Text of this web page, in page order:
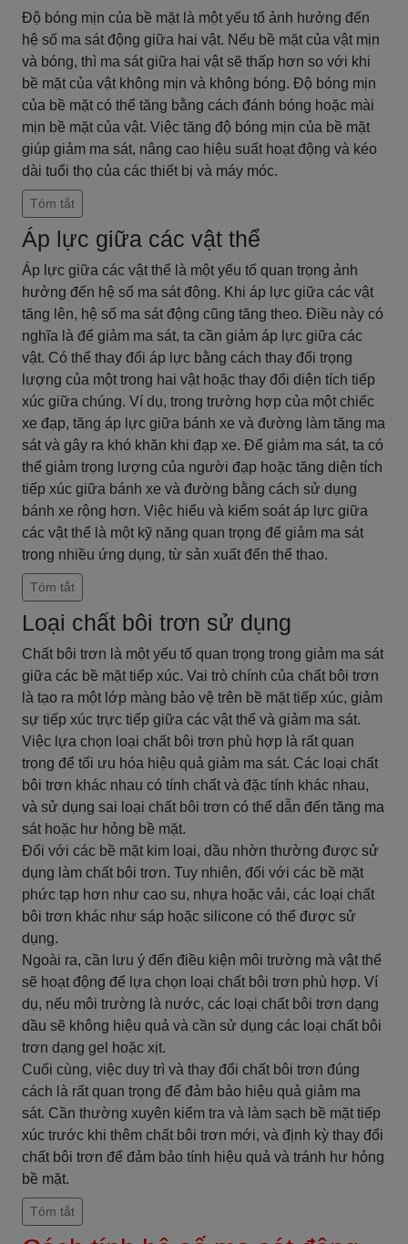
Độ bóng mịn của bề mặt là một yếu tố ảnh hưởng đến
hệ số ma sát động giữa hai vật. Nếu bề mặt của vật mịn
và bóng, thì ma sát giữa hai vật sẽ thấp hơn so với khi
bề mặt của vật không mịn và không bóng. Độ bóng mịn
của bề mặt có thể tăng bằng cách đánh bóng hoặc mài
mịn bề mặt của vật. Việc tăng độ bóng mịn của bề mặt
giúp giảm ma sát, nâng cao hiệu suất hoạt động và kéo
dài tuổi thọ của các thiết bị và máy móc.
Tóm tắt
Áp lực giữa các vật thể
Áp lực giữa các vật thể là một yếu tố quan trọng ảnh
hưởng đến hệ số ma sát động. Khi áp lực giữa các vật
tăng lên, hệ số ma sát động cũng tăng theo. Điều này có
nghĩa là để giảm ma sát, ta cần giảm áp lực giữa các
vật. Có thể thay đổi áp lực bằng cách thay đổi trọng
lượng của một trong hai vật hoặc thay đổi diện tích tiếp
xúc giữa chúng. Ví dụ, trong trường hợp của một chiếc
xe đạp, tăng áp lực giữa bánh xe và đường làm tăng ma
sát và gây ra khó khăn khi đạp xe. Để giảm ma sát, ta có
thể giảm trọng lượng của người đạp hoặc tăng diện tích
tiếp xúc giữa bánh xe và đường bằng cách sử dụng
bánh xe rộng hơn. Việc hiểu và kiểm soát áp lực giữa
các vật thể là một kỹ năng quan trọng để giảm ma sát
trong nhiều ứng dụng, từ sản xuất đến thể thao.
Tóm tắt
Loại chất bôi trơn sử dụng
Chất bôi trơn là một yếu tố quan trọng trong giảm ma sát
giữa các bề mặt tiếp xúc. Vai trò chính của chất bôi trơn
là tạo ra một lớp màng bảo vệ trên bề mặt tiếp xúc, giảm
sự tiếp xúc trực tiếp giữa các vật thể và giảm ma sát.
Việc lựa chọn loại chất bôi trơn phù hợp là rất quan
trọng để tối ưu hóa hiệu quả giảm ma sát. Các loại chất
bôi trơn khác nhau có tính chất và đặc tính khác nhau,
và sử dụng sai loại chất bôi trơn có thể dẫn đến tăng ma
sát hoặc hư hỏng bề mặt.
Đối với các bề mặt kim loại, dầu nhờn thường được sử
dụng làm chất bôi trơn. Tuy nhiên, đối với các bề mặt
phức tạp hơn như cao su, nhựa hoặc vải, các loại chất
bôi trơn khác như sáp hoặc silicone có thể được sử
dụng.
Ngoài ra, cần lưu ý đến điều kiện môi trường mà vật thể
sẽ hoạt động để lựa chọn loại chất bôi trơn phù hợp. Ví
dụ, nếu môi trường là nước, các loại chất bôi trơn dạng
dầu sẽ không hiệu quả và cần sử dụng các loại chất bôi
trơn dạng gel hoặc xịt.
Cuối cùng, việc duy trì và thay đổi chất bôi trơn đúng
cách là rất quan trọng để đảm bảo hiệu quả giảm ma
sát. Cần thường xuyên kiểm tra và làm sạch bề mặt tiếp
xúc trước khi thêm chất bôi trơn mới, và định kỳ thay đổi
chất bôi trơn để đảm bảo tính hiệu quả và tránh hư hỏng
bề mặt.
Tóm tắt